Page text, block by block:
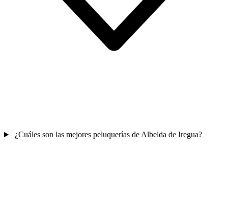
¿Cuáles son las mejores peluquerías de Albelda de Iregua?